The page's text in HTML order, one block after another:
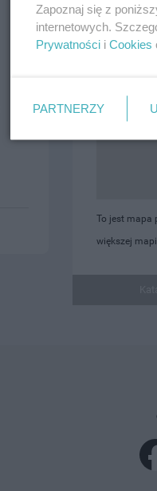
To jest mapa
większej
Zapoznaj się z
internetowych.
Prywatności i Cookies
PARTNERZY